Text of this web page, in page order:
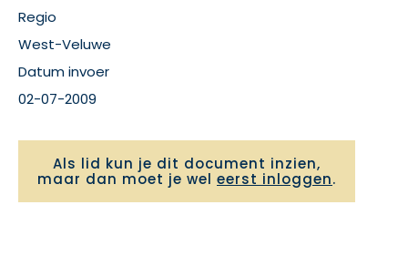
Regio
West-Veluwe
Datum invoer
02-07-2009
Als lid kun je dit document inzien,
maar dan moet je wel eerst inloggen.